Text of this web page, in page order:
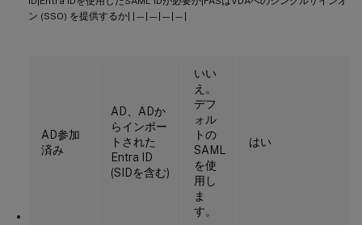
ン (SSO) を提供するか| |—|—|—|—|
AD参加
済み
AD、ADか
らインポー
トされた
Entra ID
(SIDを含む)
いい
え。
デフ
ォル
トの
SAML
を使
用し
ま
す。
はい